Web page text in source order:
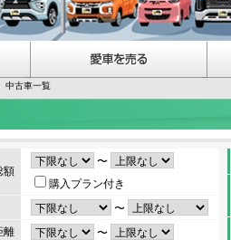
中古車一覧
額
〜
購入プラン付き
〜
離
〜